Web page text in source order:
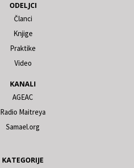
ODELJCI
Članci
Knjige
Praktike
Video
KANALI
AGEAC
Radio Maitreya
Samael.org
KATEGORIJE